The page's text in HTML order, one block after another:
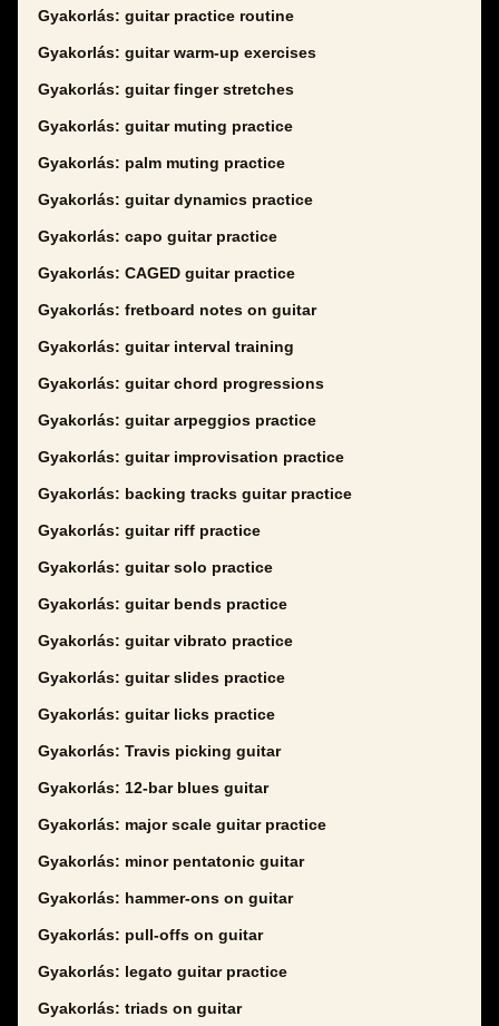
Gyakorlás: guitar practice routine
Gyakorlás: guitar warm-up exercises
Gyakorlás: guitar finger stretches
Gyakorlás: guitar muting practice
Gyakorlás: palm muting practice
Gyakorlás: guitar dynamics practice
Gyakorlás: capo guitar practice
Gyakorlás: CAGED guitar practice
Gyakorlás: fretboard notes on guitar
Gyakorlás: guitar interval training
Gyakorlás: guitar chord progressions
Gyakorlás: guitar arpeggios practice
Gyakorlás: guitar improvisation practice
Gyakorlás: backing tracks guitar practice
Gyakorlás: guitar riff practice
Gyakorlás: guitar solo practice
Gyakorlás: guitar bends practice
Gyakorlás: guitar vibrato practice
Gyakorlás: guitar slides practice
Gyakorlás: guitar licks practice
Gyakorlás: Travis picking guitar
Gyakorlás: 12-bar blues guitar
Gyakorlás: major scale guitar practice
Gyakorlás: minor pentatonic guitar
Gyakorlás: hammer-ons on guitar
Gyakorlás: pull-offs on guitar
Gyakorlás: legato guitar practice
Gyakorlás: triads on guitar